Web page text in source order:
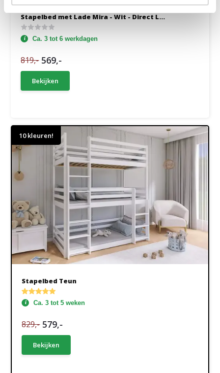
Stapelbed met Lade Mira - Wit - Direct L...
Ca. 3 tot 6 werkdagen
819,- 569,-
Bekijken
10 kleuren!
Stapelbed Teun
Ca. 3 tot 5 weken
829,- 579,-
Bekijken